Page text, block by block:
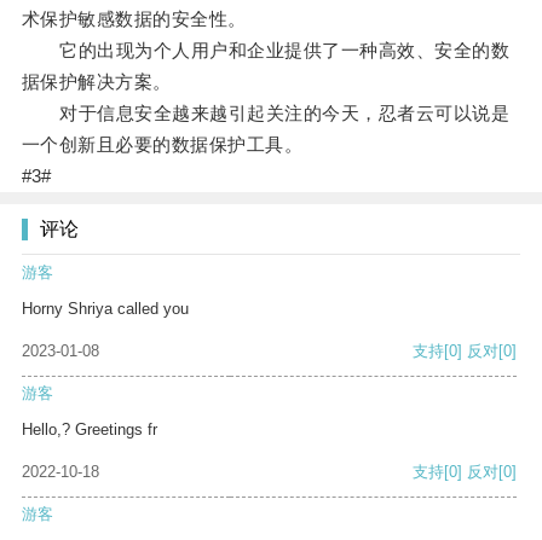
术保护敏感数据的安全性。
它的出现为个人用户和企业提供了一种高效、安全的数
据保护解决方案。
对于信息安全越来越引起关注的今天，忍者云可以说是
一个创新且必要的数据保护工具。
#3#
评论
游客
Horny Shriya called you
2023-01-08 支持[0] 反对[0]
游客
Hello,? Greetings fr
2022-10-18 支持[0] 反对[0]
游客